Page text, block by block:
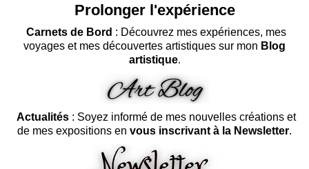
Prolonger l'expérience
Carnets de Bord : Découvrez mes expériences, mes
voyages et mes découvertes artistiques sur mon Blog
artistique.
Actualités : Soyez informé de mes nouvelles créations et
de mes expositions en vous inscrivant à la Newsletter.